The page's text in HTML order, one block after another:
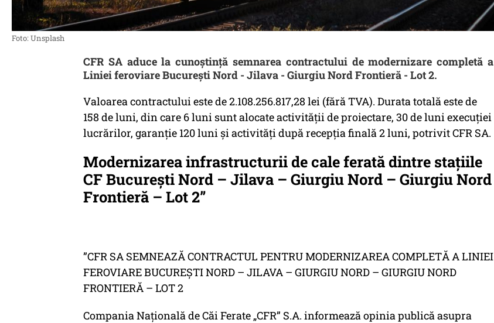
Foto: Unsplash
CFR SA aduce la cunoștință semnarea contractului de modernizare completă a
Liniei feroviare București Nord - Jilava - Giurgiu Nord Frontieră - Lot 2.
Valoarea contractului este de 2.108.256.817,28 lei (fără TVA). Durata totală este de
158 de luni, din care 6 luni sunt alocate activității de proiectare, 30 de luni execuției
lucrărilor, garanție 120 luni și activități după recepția finală 2 luni, potrivit CFR SA.
Modernizarea infrastructurii de cale ferată dintre stațiile
CF București Nord – Jilava – Giurgiu Nord – Giurgiu Nord
Frontieră – Lot 2”
”CFR SA SEMNEAZĂ CONTRACTUL PENTRU MODERNIZAREA COMPLETĂ A LINIEI
FEROVIARE BUCUREȘTI NORD – JILAVA – GIURGIU NORD – GIURGIU NORD
FRONTIERĂ – LOT 2
Compania Națională de Căi Ferate „CFR” S.A. informează opinia publică asupra